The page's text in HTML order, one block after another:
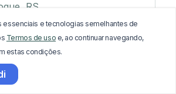
RS
do Sul, RS
RS
RS
essenciais e tecnologias semelhantes de
Termos de uso e, ao continuar navegando,
estas condições.